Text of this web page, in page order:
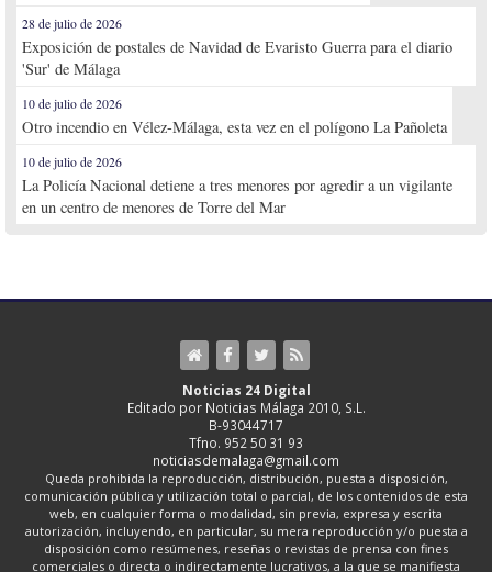
28 de julio de 2026
Exposición de postales de Navidad de Evaristo Guerra para el diario
'Sur' de Málaga
10 de julio de 2026
Otro incendio en Vélez-Málaga, esta vez en el polígono La Pañoleta
10 de julio de 2026
La Policía Nacional detiene a tres menores por agredir a un vigilante
en un centro de menores de Torre del Mar
Noticias 24 Digital
Editado por Noticias Málaga 2010, S.L.
B-93044717
Tfno. 952 50 31 93
noticiasdemalaga@gmail.com
Queda prohibida la reproducción, distribución, puesta a disposición,
comunicación pública y utilización total o parcial, de los contenidos de esta
web, en cualquier forma o modalidad, sin previa, expresa y escrita
autorización, incluyendo, en particular, su mera reproducción y/o puesta a
disposición como resúmenes, reseñas o revistas de prensa con fines
comerciales o directa o indirectamente lucrativos, a la que se manifiesta